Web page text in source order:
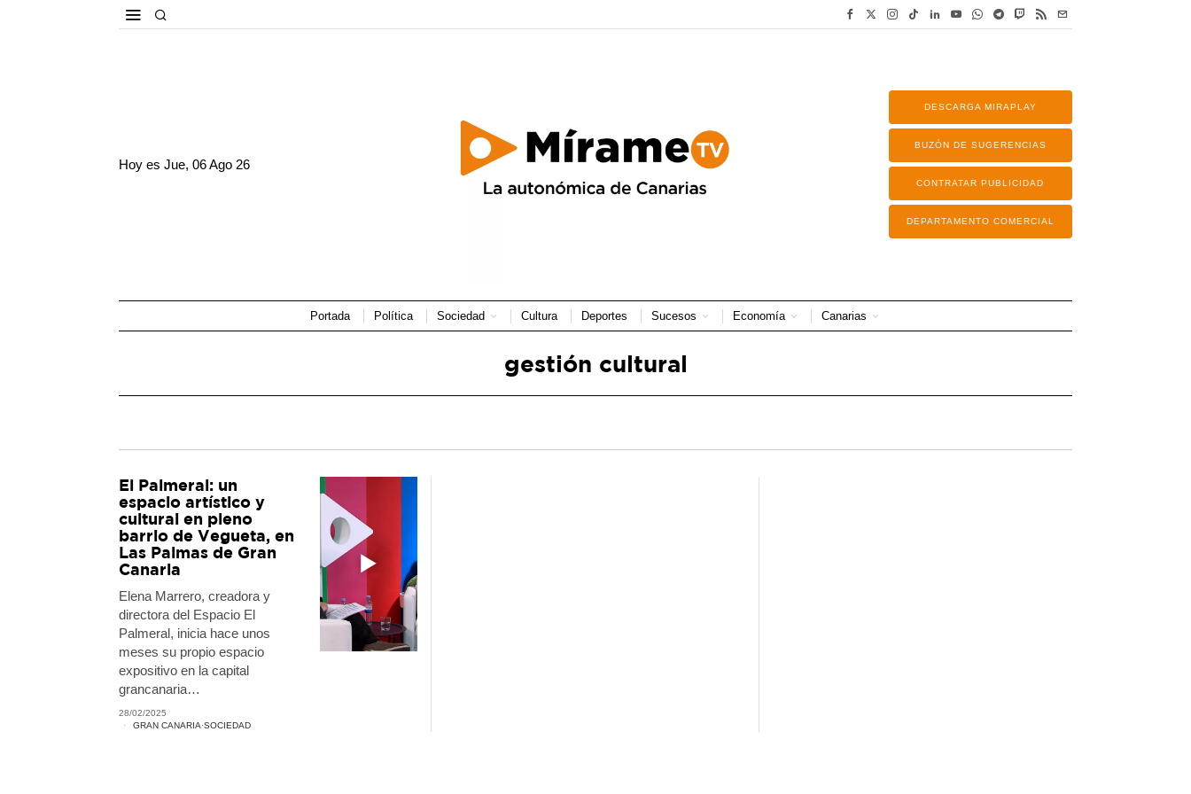
Hoy esJue, 06 Ago 26
DESCARGA MIRAPLAY
BUZÓN DE SUGERENCIAS
CONTRATAR PUBLICIDAD
DEPARTAMENTO COMERCIAL
Portada Política Sociedad Cultura Deportes Sucesos Economía Canarias
gestión cultural
El Palmeral: un
espacio artístico y
cultural en pleno
barrio de Vegueta, en
Las Palmas de Gran
Canaria
Elena Marrero, creadora y
directora del Espacio El
Palmeral, inicia hace unos
meses su propio espacio
expositivo en la capital
grancanaria…
28/02/2025
GRAN CANARIA·SOCIEDAD